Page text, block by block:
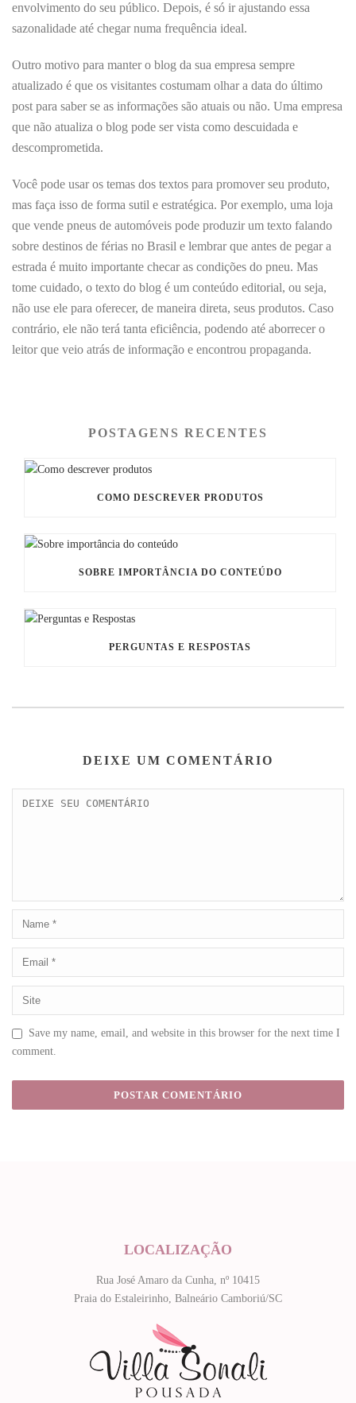
envolvimento do seu público. Depois, é só ir ajustando essa
sazonalidade até chegar numa frequência ideal.
Outro motivo para manter o blog da sua empresa sempre
atualizado é que os visitantes costumam olhar a data do último
post para saber se as informações são atuais ou não. Uma empresa
que não atualiza o blog pode ser vista como descuidada e
descomprometida.
Você pode usar os temas dos textos para promover seu produto,
mas faça isso de forma sutil e estratégica. Por exemplo, uma loja
que vende pneus de automóveis pode produzir um texto falando
sobre destinos de férias no Brasil e lembrar que antes de pegar a
estrada é muito importante checar as condições do pneu. Mas
tome cuidado, o texto do blog é um conteúdo editorial, ou seja,
não use ele para oferecer, de maneira direta, seus produtos. Caso
contrário, ele não terá tanta eficiência, podendo até aborrecer o
leitor que veio atrás de informação e encontrou propaganda.
POSTAGENS RECENTES
COMO DESCREVER PRODUTOS
SOBRE IMPORTÂNCIA DO CONTEÚDO
PERGUNTAS E RESPOSTAS
DEIXE UM COMENTÁRIO
Save my name, email, and website in this browser for the next time I
comment.
LOCALIZAÇÃO
Rua José Amaro da Cunha, nº 10415
Praia do Estaleirinho, Balneário Camboriú/SC